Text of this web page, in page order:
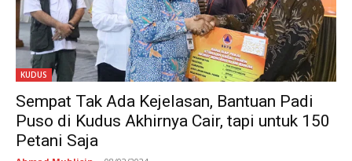
KUDUS
Sempat Tak Ada Kejelasan, Bantuan Padi
Puso di Kudus Akhirnya Cair, tapi untuk 150
Petani Saja